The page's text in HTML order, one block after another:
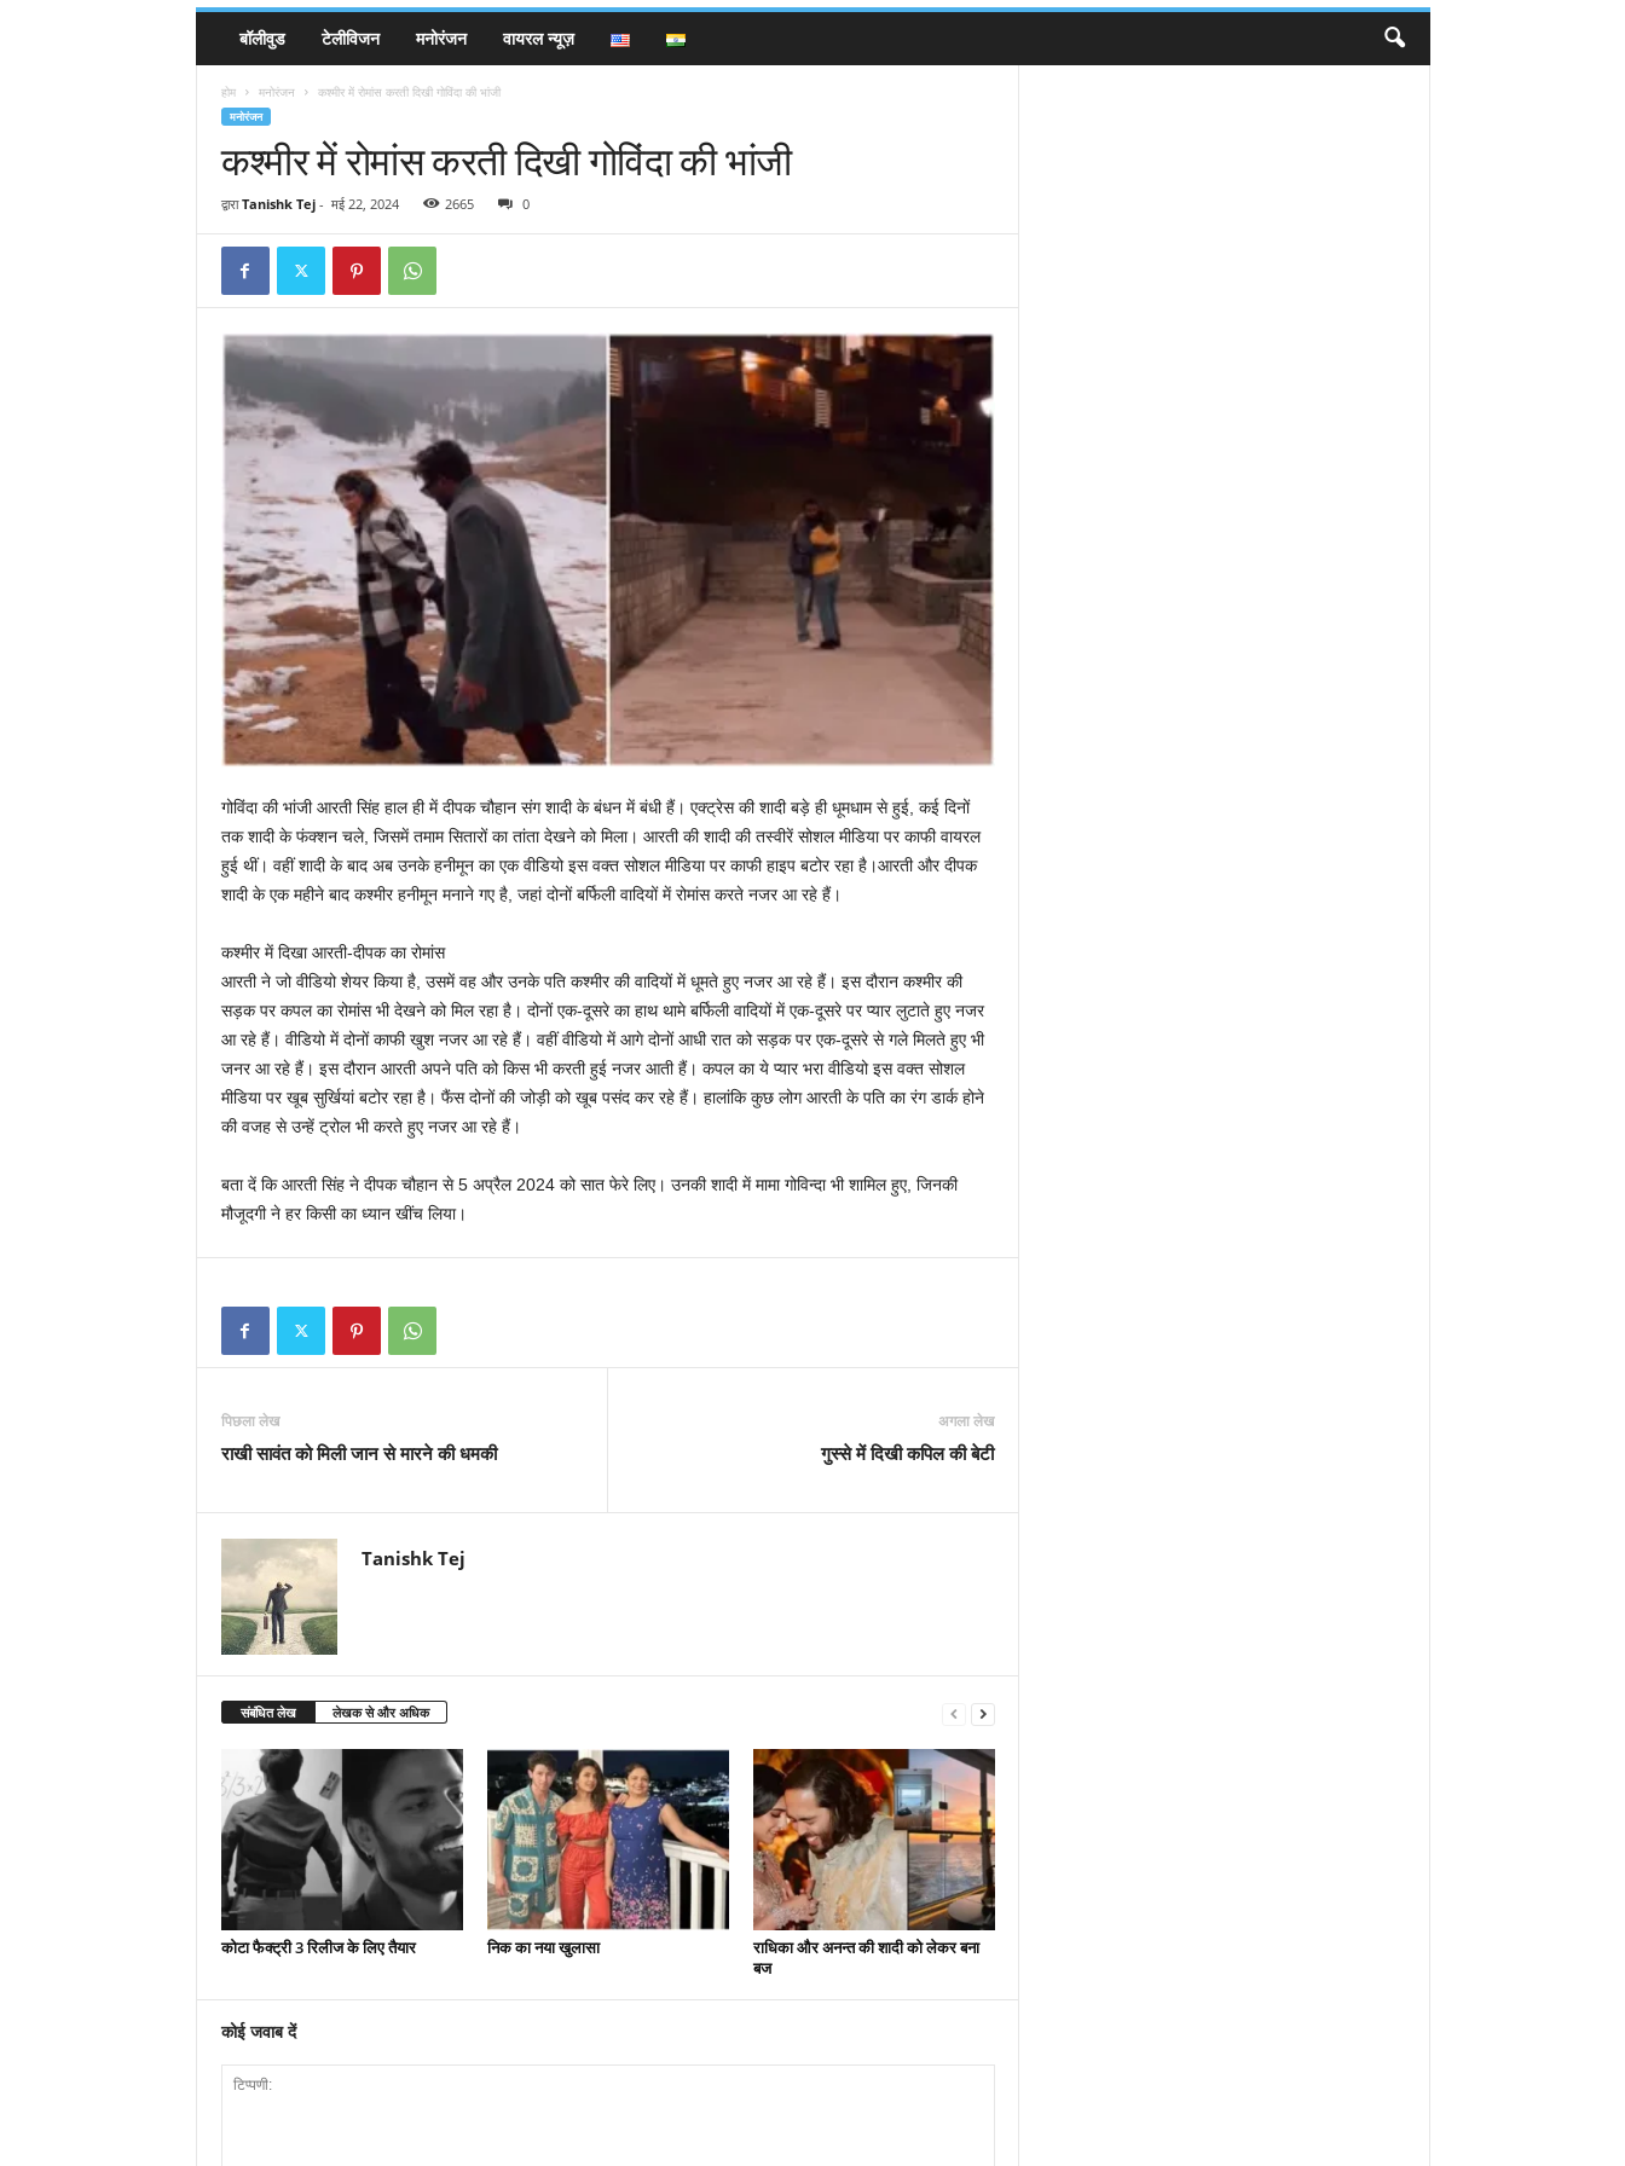
बॉलीवुड टेलीविजन मनोरंजन वायरल न्यूज़
होम मनोरंजन कश्मीर में रोमांस करती दिखी गोविंदा की भांजी
मनोरंजन
कश्मीर में रोमांस करती दिखी गोविंदा की भांजी
द्वारा Tanishk Tej- मई 22, 2024 2665 0
गोविंदा की भांजी आरती सिंह हाल ही में दीपक चौहान संग शादी के बंधन में बंधी हैं। एक्ट्रेस की शादी बड़े ही धूमधाम से हुई, कई दिनों
तक शादी के फंक्शन चले, जिसमें तमाम सितारों का तांता देखने को मिला। आरती की शादी की तस्वीरें सोशल मीडिया पर काफी वायरल
हुई थीं। वहीं शादी के बाद अब उनके हनीमून का एक वीडियो इस वक्त सोशल मीडिया पर काफी हाइप बटोर रहा है।आरती और दीपक
शादी के एक महीने बाद कश्मीर हनीमून मनाने गए है, जहां दोनों बर्फिली वादियों में रोमांस करते नजर आ रहे हैं।
कश्मीर में दिखा आरती-दीपक का रोमांस
आरती ने जो वीडियो शेयर किया है, उसमें वह और उनके पति कश्मीर की वादियों में धूमते हुए नजर आ रहे हैं। इस दौरान कश्मीर की
सड़क पर कपल का रोमांस भी देखने को मिल रहा है। दोनों एक-दूसरे का हाथ थामे बर्फिली वादियों में एक-दूसरे पर प्यार लुटाते हुए नजर
आ रहे हैं। वीडियो में दोनों काफी खुश नजर आ रहे हैं। वहीं वीडियो में आगे दोनों आधी रात को सड़क पर एक-दूसरे से गले मिलते हुए भी
जनर आ रहे हैं। इस दौरान आरती अपने पति को किस भी करती हुई नजर आती हैं। कपल का ये प्यार भरा वीडियो इस वक्त सोशल
मीडिया पर खूब सुर्खियां बटोर रहा है। फैंस दोनों की जोड़ी को खूब पसंद कर रहे हैं। हालांकि कुछ लोग आरती के पति का रंग डार्क होने
की वजह से उन्हें ट्रोल भी करते हुए नजर आ रहे हैं।
बता दें कि आरती सिंह ने दीपक चौहान से 5 अप्रैल 2024 को सात फेरे लिए। उनकी शादी में मामा गोविन्दा भी शामिल हुए, जिनकी
मौजूदगी ने हर किसी का ध्यान खींच लिया।
पिछला लेख
राखी सावंत को मिली जान से मारने की धमकी
अगला लेख
गुस्से में दिखी कपिल की बेटी
Tanishk Tej
संबंधित लेख लेखक से और अधिक
कोटा फैक्ट्री 3 रिलीज के लिए तैयार निक का नया खुलासा
राधिका और अनन्त की शादी को लेकर बना
बज
कोई जवाब दें